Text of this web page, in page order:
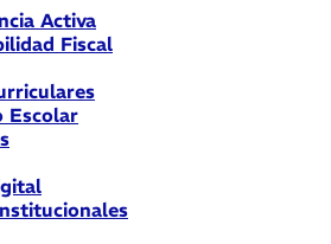
Activa
Fiscal
Escolar